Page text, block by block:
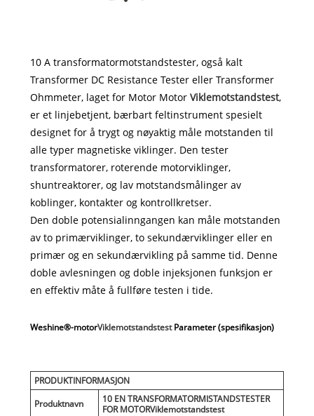
10 A transformatormotstandstester, også kalt
Transformer DC Resistance Tester eller Transformer
Ohmmeter, laget for Motor Motor Viklemotstandstest,
er et linjebetjent, bærbart feltinstrument spesielt
designet for å trygt og nøyaktig måle motstanden til
alle typer magnetiske viklinger. Den tester
transformatorer, roterende motorviklinger,
shuntreaktorer, og lav motstandsmålinger av
koblinger, kontakter og kontrollkretser.
Den doble potensialinngangen kan måle motstanden
av to primærviklinger, to sekundærviklinger eller en
primær og en sekundærvikling på samme tid. Denne
doble avlesningen og doble injeksjonen funksjon er
en effektiv måte å fullføre testen i tide.
Weshine®-motorViklemotstandstestParameter (spesifikasjon)
PRODUKTINFORMASJON
Produktnavn
10 EN TRANSFORMATORMISTANDSTESTER
FOR MOTORViklemotstandstest